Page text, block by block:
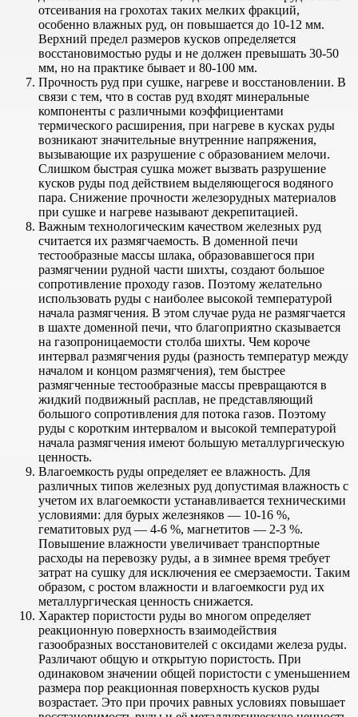
отсеивания на грохотах таких мелких фракций,
особенно влажных руд, он повышается до 10-12 мм.
Верхний предел размеров кусков определяется
восстановимостью руды и не должен превышать 30-50
мм, но на практике бывает и 80-100 мм.
Прочность руд при сушке, нагреве и восстановлении. В
связи с тем, что в состав руд входят минеральные
компоненты с различными коэффициентами
термического расширения, при нагреве в кусках руды
возникают значительные внутренние напряжения,
вызывающие их разрушение с образованием мелочи.
Слишком быстрая сушка может вызвать разрушение
кусков руды под действием выделяющегося водяного
пара. Снижение прочности железорудных материалов
при сушке и нагреве называют декрепитацией.
Важным технологическим качеством железных руд
считается их размягчаемость. В доменной печи
тестообразные массы шлака, образовавшегося при
размягчении рудной части шихты, создают большое
сопротивление проходу газов. Поэтому желательно
использовать руды с наиболее высокой температурой
начала размягчения. В этом случае руда не размягчается
в шахте доменной печи, что благоприятно сказывается
на газопроницаемости столба шихты. Чем короче
интервал размягчения руды (разность температур между
началом и концом размягчения), тем быстрее
размягченные тестообразные массы превращаются в
жидкий подвижный расплав, не представляющий
большого сопротивления для потока газов. Поэтому
руды с коротким интервалом и высокой температурой
начала размягчения имеют большую металлургическую
ценность.
Влагоемкость руды определяет ее влажность. Для
различных типов железных руд допустимая влажность с
учетом их влагоемкости устанавливается техническими
условиями: для бурых железняков — 10-16 %,
гематитовых руд — 4-6 %, магнетитов — 2-3 %.
Повышение влажности увеличивает транспортные
расходы на перевозку руды, а в зимнее время требует
затрат на сушку для исключения ее смерзаемости. Таким
образом, с ростом влажности и влагоемкосги руд их
металлургическая ценность снижается.
Характер пористости руды во многом определяет
реакционную поверхность взаимодействия
газообразных восстановителей с оксидами железа руды.
Различают общую и открытую пористость. При
одинаковом значении общей пористости с уменьшением
размера пор реакционная поверхность кусков руды
возрастает. Это при прочих равных условиях повышает